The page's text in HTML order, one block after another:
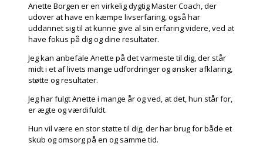
Anette Borgen er en virkelig dygtig Master Coach, der
udover at have en kæmpe livserfaring, også har
uddannet sig til at kunne give al sin erfaring videre, ved at
have fokus på dig og dine resultater.
Jeg kan anbefale Anette på det varmeste til dig, der står
midt i et af livets mange udfordringer og ønsker afklaring,
støtte og resultater.
Jeg har fulgt Anette i mange år og ved, at det, hun står for,
er ægte og værdifuldt.
Hun vil være en stor støtte til dig, der har brug for både et
skub og omsorg på en og samme tid.